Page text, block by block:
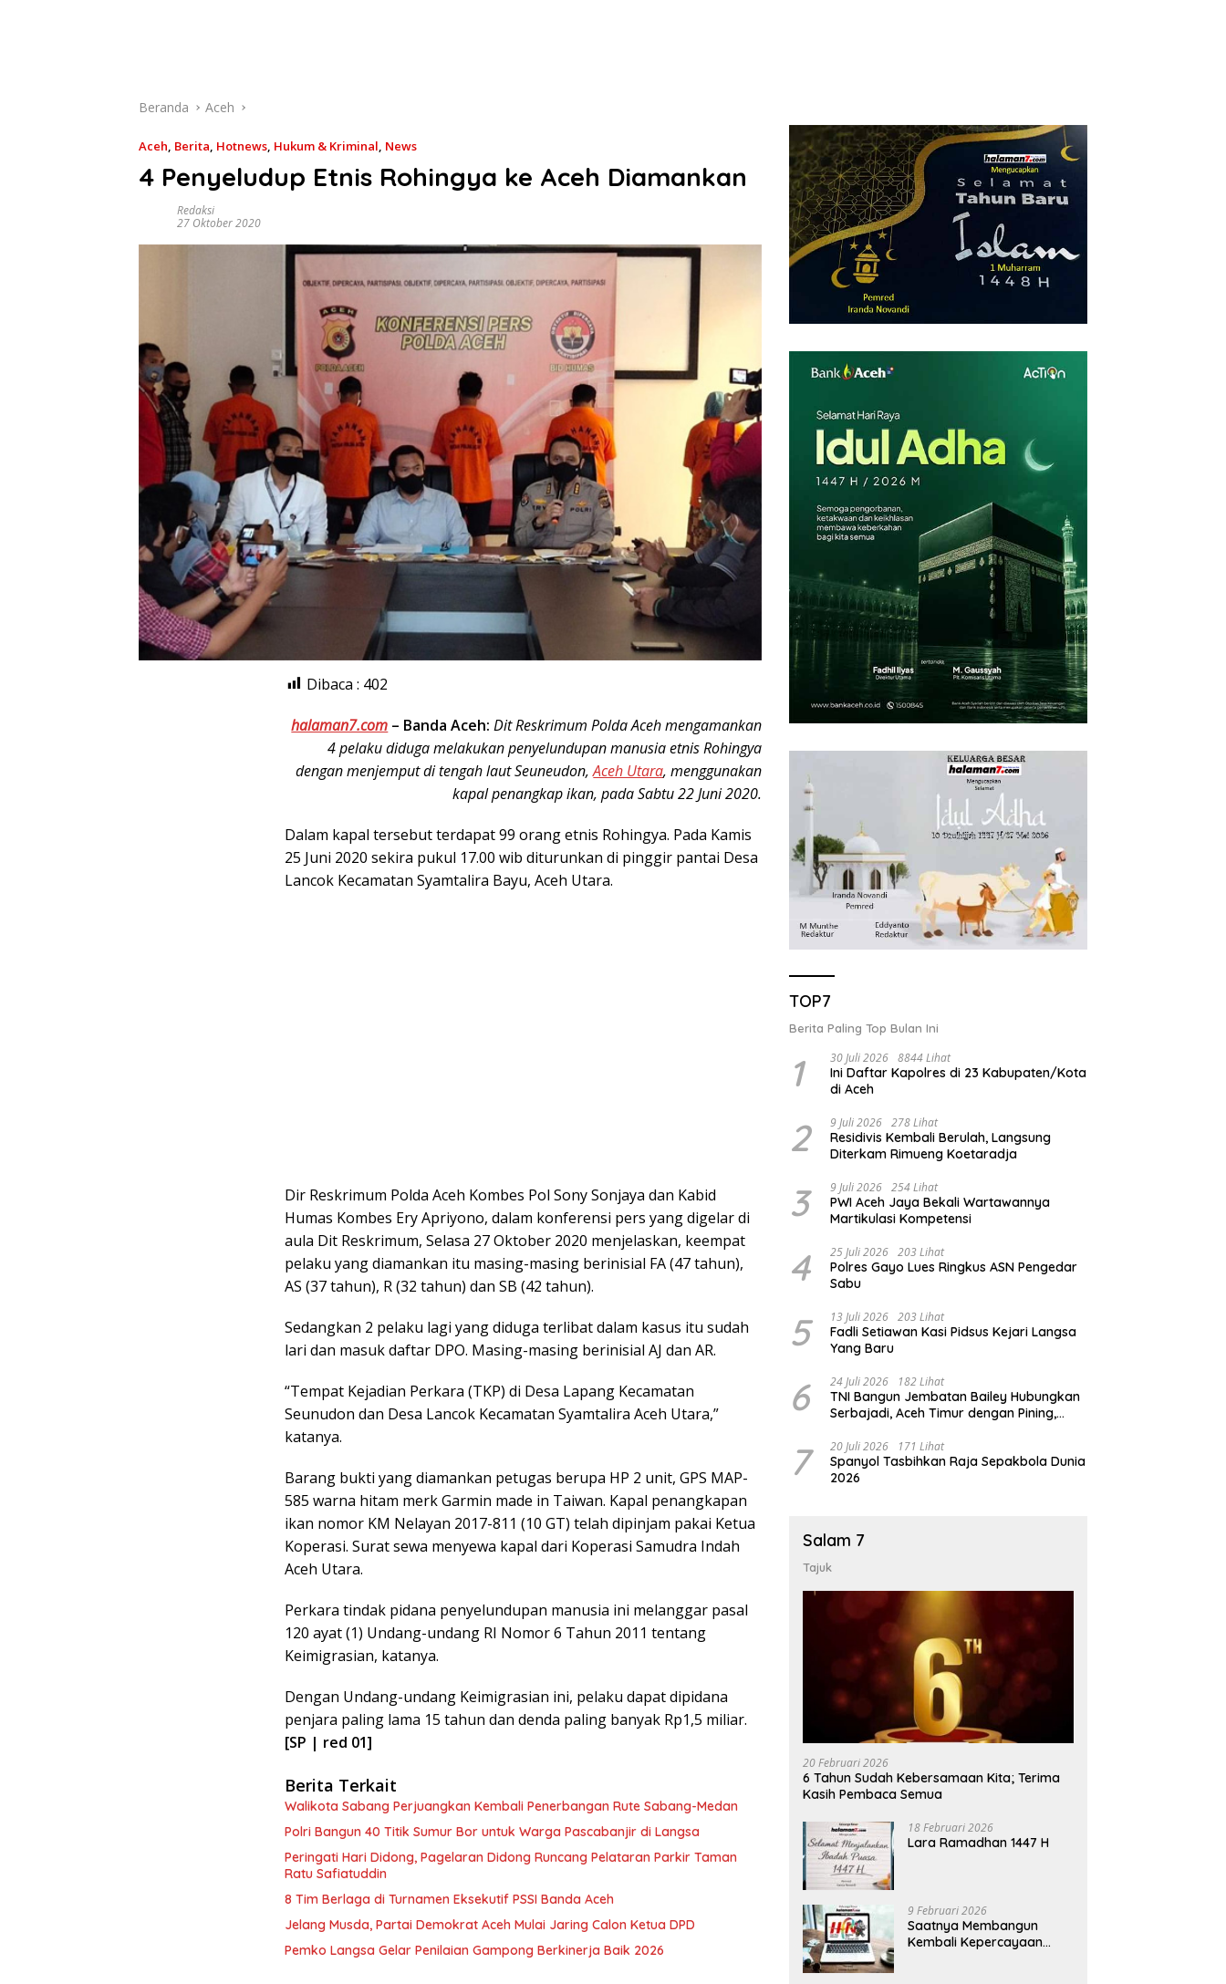
Beranda Aceh
Aceh, Berita, Hotnews, Hukum & Kriminal, News
4 Penyeludup Etnis Rohingya ke Aceh Diamankan
Redaksi
27 Oktober 2020
Dibaca : 402
halaman7.com – Banda Aceh: Dit Reskrimum Polda Aceh mengamankan
4 pelaku diduga melakukan penyelundupan manusia etnis Rohingya
dengan menjemput di tengah laut Seuneudon,Aceh Utara, menggunakan
kapal penangkap ikan, pada Sabtu 22 Juni 2020.
Dalam kapal tersebut terdapat 99 orang etnis Rohingya. Pada Kamis
25 Juni 2020 sekira pukul 17.00 wib diturunkan di pinggir pantai Desa
Lancok Kecamatan Syamtalira Bayu, Aceh Utara.
Dir Reskrimum Polda Aceh Kombes Pol Sony Sonjaya dan Kabid
Humas Kombes Ery Apriyono, dalam konferensi pers yang digelar di
aula Dit Reskrimum, Selasa 27 Oktober 2020 menjelaskan, keempat
pelaku yang diamankan itu masing-masing berinisial FA (47 tahun),
AS (37 tahun), R (32 tahun) dan SB (42 tahun).
Sedangkan 2 pelaku lagi yang diduga terlibat dalam kasus itu sudah
lari dan masuk daftar DPO. Masing-masing berinisial AJ dan AR.
“Tempat Kejadian Perkara (TKP) di Desa Lapang Kecamatan
Seunudon dan Desa Lancok Kecamatan Syamtalira Aceh Utara,”
katanya.
Barang bukti yang diamankan petugas berupa HP 2 unit, GPS MAP-
585 warna hitam merk Garmin made in Taiwan. Kapal penangkapan
ikan nomor KM Nelayan 2017-811 (10 GT) telah dipinjam pakai Ketua
Koperasi. Surat sewa menyewa kapal dari Koperasi Samudra Indah
Aceh Utara.
Perkara tindak pidana penyelundupan manusia ini melanggar pasal
120 ayat (1) Undang-undang RI Nomor 6 Tahun 2011 tentang
Keimigrasian, katanya.
Dengan Undang-undang Keimigrasian ini, pelaku dapat dipidana
penjara paling lama 15 tahun dan denda paling banyak Rp1,5 miliar.
[SP | red 01]
Berita Terkait
Walikota Sabang Perjuangkan Kembali Penerbangan Rute Sabang-Medan
Polri Bangun 40 Titik Sumur Bor untuk Warga Pascabanjir di Langsa
Peringati Hari Didong, Pagelaran Didong Runcang Pelataran Parkir Taman
Ratu Safiatuddin
8 Tim Berlaga di Turnamen Eksekutif PSSI Banda Aceh
Jelang Musda, Partai Demokrat Aceh Mulai Jaring Calon Ketua DPD
Pemko Langsa Gelar Penilaian Gampong Berkinerja Baik 2026
TOP7
Berita Paling Top Bulan Ini
1 30 Juli 2026 8844 Lihat
Ini Daftar Kapolres di 23 Kabupaten/Kota
di Aceh
2 9 Juli 2026 278 Lihat
Residivis Kembali Berulah, Langsung
Diterkam Rimueng Koetaradja
3 9 Juli 2026 254 Lihat
PWI Aceh Jaya Bekali Wartawannya
Martikulasi Kompetensi
4 25 Juli 2026 203 Lihat
Polres Gayo Lues Ringkus ASN Pengedar
Sabu
5 13 Juli 2026 203 Lihat
Fadli Setiawan Kasi Pidsus Kejari Langsa
Yang Baru
6 24 Juli 2026 182 Lihat
TNI Bangun Jembatan Bailey Hubungkan
Serbajadi, Aceh Timur dengan Pining,
7 20 Juli 2026 171 Lihat
Spanyol Tasbihkan Raja Sepakbola Dunia
2026
Salam 7
Tajuk
20 Februari 2026
6 Tahun Sudah Kebersamaan Kita; Terima
Kasih Pembaca Semua
18 Februari 2026
Lara Ramadhan 1447 H
9 Februari 2026
Saatnya Membangun
Kembali Kepercayaan